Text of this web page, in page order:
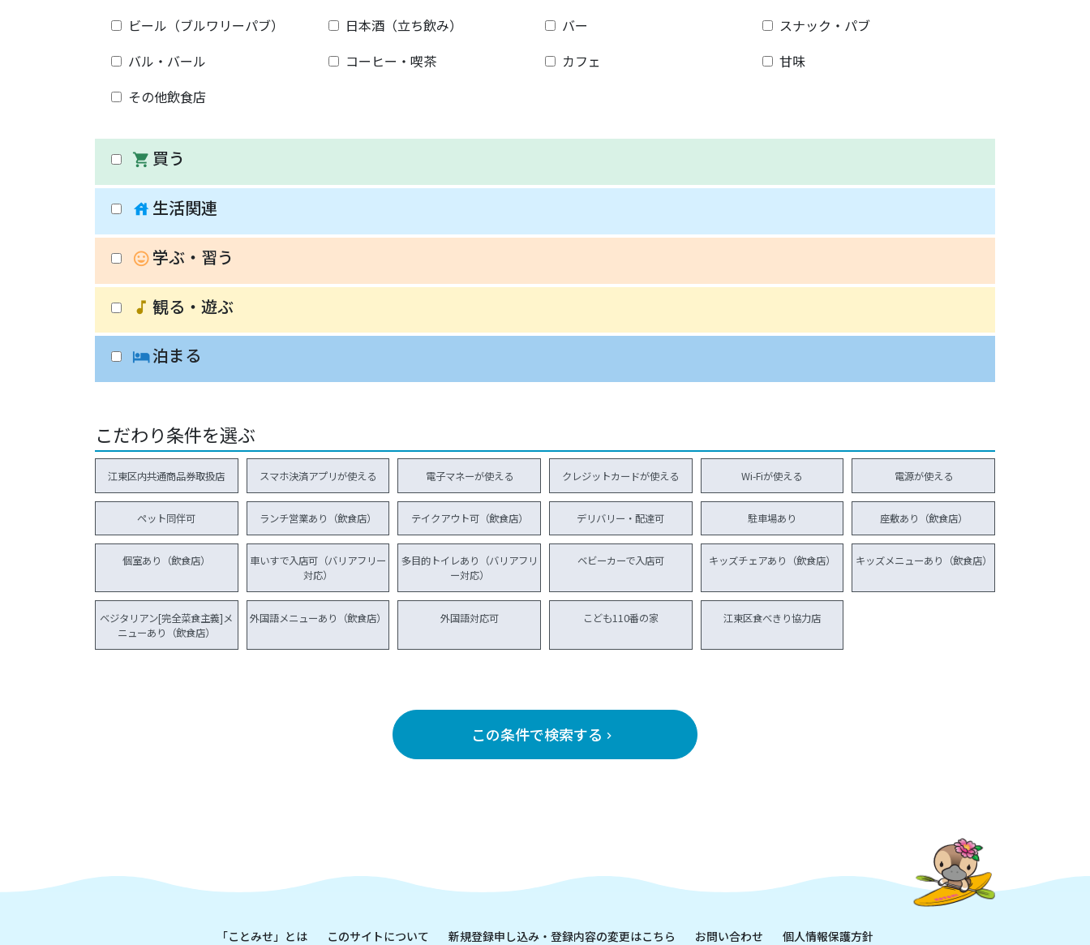
ビール（ブルワリーパブ）
日本酒（立ち飲み） バー
スナック・パブ
バル・バール
コーヒー・喫茶 カフェ
甘味
その他飲食店
shopping_cart 買う
house 生活関連
insert_emoticon 学ぶ・習う
music_note 観る・遊ぶ
hotel泊まる
こだわり条件を選ぶ
江東区内共通商品券取扱店 スマホ決済アプリが使える 電子マネーが使える クレジットカードが使える Wi-Fiが使える 電源が使える
ペット同伴可 ランチ営業あり（飲食店） テイクアウト可（飲食店） デリバリー・配達可 駐車場あり 座敷あり（飲食店）
個室あり（飲食店）
車いすで入店可（バリアフリー
対応）
多目的トイレあり（バリアフリ
ー対応）
ベビーカーで入店可 キッズチェアあり（飲食店） キッズメニューあり（飲食店）
ベジタリアン[完全菜食主義]メ
ニューあり（飲食店）
外国語メニューあり（飲食店） 外国語対応可 こども110番の家 江東区食べきり協力店
この条件で検索する keyboard_arrow_right
「ことみせ」とは このサイトについて 新規登録申し込み・登録内容の変更はこちら お問い合わせ 個人情報保護方針